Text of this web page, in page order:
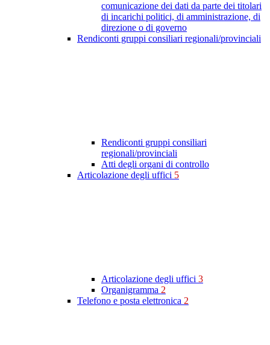
comunicazione dei dati da parte dei titolari
di incarichi politici, di amministrazione, di
direzione o di governo
Rendiconti gruppi consiliari regionali/provinciali
Rendiconti gruppi consiliari
regionali/provinciali
Atti degli organi di controllo
Articolazione degli uffici 5
Articolazione degli uffici 3
Organigramma 2
Telefono e posta elettronica 2